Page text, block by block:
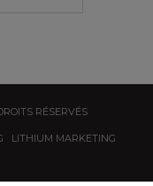
RÉSERVÉS
LITHIUM MARKETING